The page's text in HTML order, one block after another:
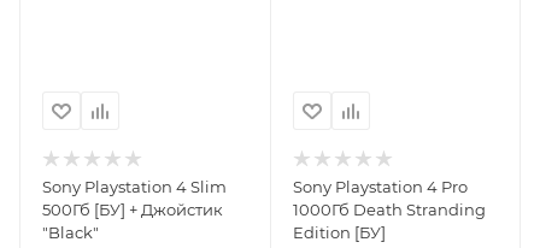
Sony Playstation 4 Slim
500Гб [БУ] + Джойстик
"Black"
Sony Playstation 4 Pro
1000Гб Death Stranding
Edition [БУ]